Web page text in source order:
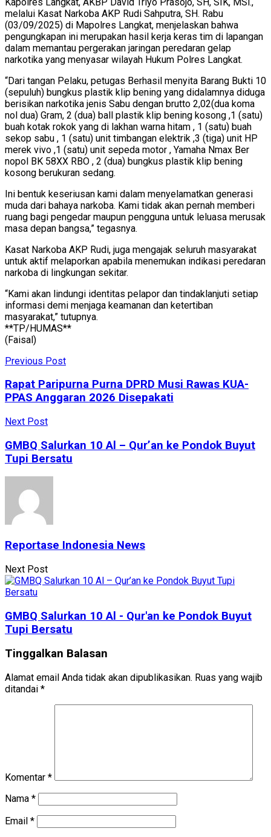
melalui Kasat Narkoba AKP Rudi Sahputra, SH. Rabu
(03/09/2025) di Mapolres Langkat, menjelaskan bahwa
pengungkapan ini merupakan hasil kerja keras tim di lapangan
dalam memantau pergerakan jaringan peredaran gelap
narkotika yang menyasar wilayah Hukum Polres Langkat.
“Dari tangan Pelaku, petugas Berhasil menyita Barang Bukti 10
(sepuluh) bungkus plastik klip bening yang didalamnya diduga
berisikan narkotika jenis Sabu dengan brutto 2,02(dua koma
nol dua) Gram, 2 (dua) ball plastik klip bening kosong ,1 (satu)
buah kotak rokok yang di lakhan warna hitam , 1 (satu) buah
sekop sabu , 1 (satu) unit timbangan elektrik ,3 (tiga) unit HP
merek vivo ,1 (satu) unit sepeda motor , Yamaha Nmax Ber
nopol BK 58XX RBO , 2 (dua) bungkus plastik klip bening
kosong berukuran sedang.
Ini bentuk keseriusan kami dalam menyelamatkan generasi
muda dari bahaya narkoba. Kami tidak akan pernah memberi
ruang bagi pengedar maupun pengguna untuk leluasa merusak
masa depan bangsa,” tegasnya.
Kasat Narkoba AKP Rudi, juga mengajak seluruh masyarakat
untuk aktif melaporkan apabila menemukan indikasi peredaran
narkoba di lingkungan sekitar.
“Kami akan lindungi identitas pelapor dan tindaklanjuti setiap
informasi demi menjaga keamanan dan ketertiban
masyarakat,” tutupnya.
**TP/HUMAS**
(Faisal)
Previous Post
Rapat Paripurna Purna DPRD Musi Rawas KUA-
PPAS Anggaran 2026 Disepakati
Next Post
GMBQ Salurkan 10 Al – Qur’an ke Pondok Buyut
Tupi Bersatu
Reportase Indonesia News
Next Post
GMBQ Salurkan 10 Al - Qur'an ke Pondok Buyut
Tupi Bersatu
Tinggalkan Balasan
Alamat email Anda tidak akan dipublikasikan. Ruas yang wajib
ditandai *
Komentar *
Nama *
Email *